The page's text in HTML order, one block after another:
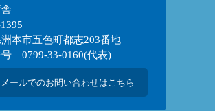
本市五色町都志203番地
号 0799-33-0160(代表)
メールでのお問い合わせはこちら